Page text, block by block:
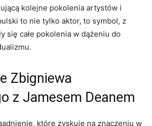
kolejne pokolenia artystów i
to nie tylko aktor, to symbol, z
się całe pokolenia w dążeniu do
Zbigniewa
z Jamesem Deanem
które zyskuje na znaczeniu w